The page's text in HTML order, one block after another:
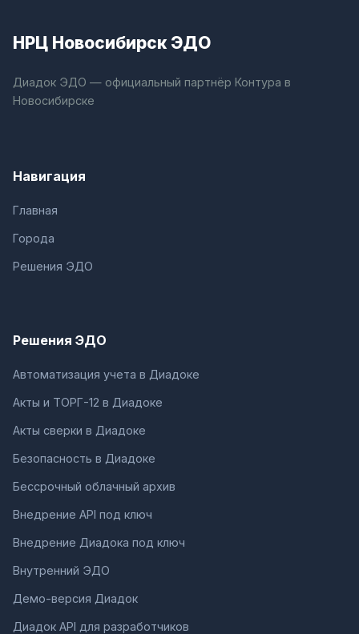
НРЦ Новосибирск ЭДО
Диадок ЭДО — официальный партнёр Контура в
Новосибирске
Навигация
Главная
Города
Решения ЭДО
Решения ЭДО
Автоматизация учета в Диадоке
Акты и ТОРГ-12 в Диадоке
Акты сверки в Диадоке
Безопасность в Диадоке
Бессрочный облачный архив
Внедрение API под ключ
Внедрение Диадока под ключ
Внутренний ЭДО
Демо-версия Диадок
Диадок API для разработчиков